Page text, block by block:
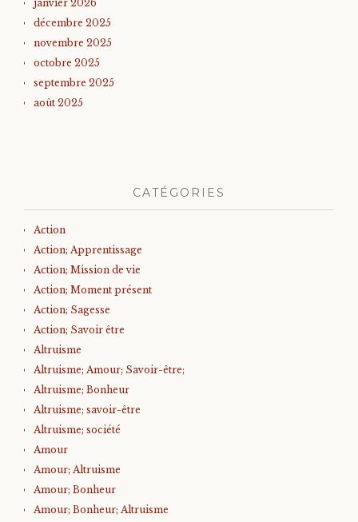
janvier 2026
décembre 2025
novembre 2025
octobre 2025
septembre 2025
août 2025
CATÉGORIES
Action
Action; Apprentissage
Action; Mission de vie
Action; Moment présent
Action; Sagesse
Action; Savoir être
Altruisme
Altruisme; Amour; Savoir-être;
Altruisme; Bonheur
Altruisme; savoir-être
Altruisme; société
Amour
Amour; Altruisme
Amour; Bonheur
Amour; Bonheur; Altruisme